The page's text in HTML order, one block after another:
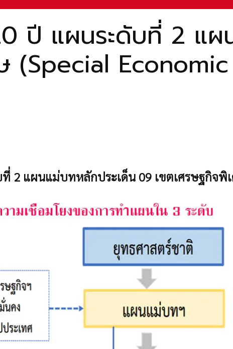
ปี แผนระดับที่ 2 แผ
(Special
2 แผนแม่บทหลักประเด็น 09 เขตเศรษฐกิจพิ